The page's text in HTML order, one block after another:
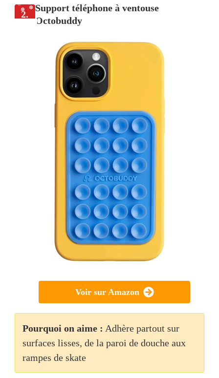
2.
Support téléphone à ventouse
Octobuddy
Voir sur Amazon
Pourquoi on aime : Adhère partout sur
surfaces lisses, de la paroi de douche aux
rampes de skate